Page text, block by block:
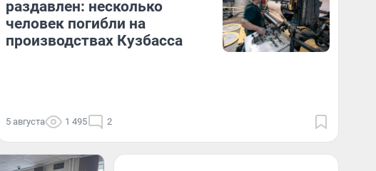
раздавлен: несколько
человек погибли на
производствах Кузбасса
5 августа 1 495 2